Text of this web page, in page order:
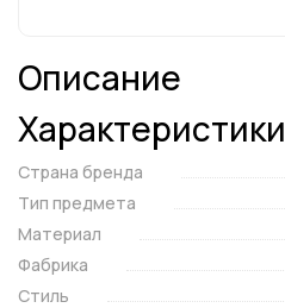
Описание
Характеристики
Страна бренда
Тип предмета
Материал
Фабрика
Стиль